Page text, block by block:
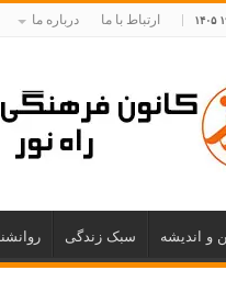
ارتباط با ما درباره ما
و اندیشه سبک زندگی